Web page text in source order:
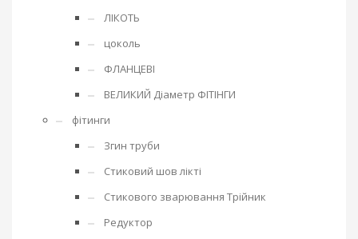
ЛІКОТЬ
цоколь
ФЛАНЦЕВІ
ВЕЛИКИЙ Діаметр ФІТІНГИ
фітинги
Згин труби
Стиковий шов лікті
Стикового зварювання Трійник
Редуктор